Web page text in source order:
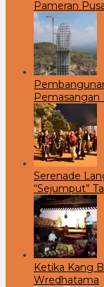
Pameran
Pemasangan
Serenade
“Sejumput”
Ketika Kang
Wredhatama